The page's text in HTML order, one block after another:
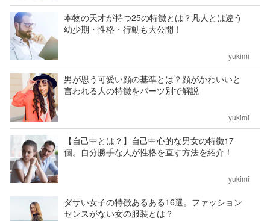
本物の天才が持つ25の特徴とは？凡人とは違う
幼少期・性格・行動も大公開！
yukimi
男が思う可愛い顔の基準とは？顔がかわいいと
言われる人の特徴をパーツ別で解説
yukimi
【自己中とは？】自己中心的な男女の特徴17
個。自分勝手な人が性格を直す方法を紹介！
yukimi
ダサい女子の特徴あるある16選。ファッション
センスがない女の服装とは？